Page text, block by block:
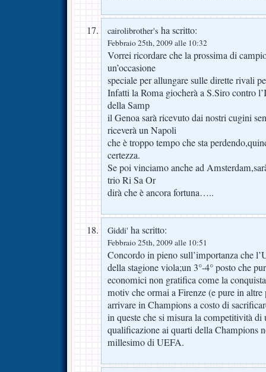
cairolibrother's ha scritto:
Febbraio 25th, 2009 alle 10:32
Vorrei ricordare che la prossima di
un’occasione
speciale per allungare sulle dirette rivali
Infatti la Roma giocherà a S.Siro contro
della Samp
il Genoa sarà ricevuto dai nostri cugini
riceverà un Napoli
che è troppo tempo che sta
certezza.
Se poi vinciamo anche ad
trio Ri Sa Or
dirà che è ancora fortuna…..
Giddi' ha scritto:
Febbraio 25th, 2009 alle 10:51
Concordo in pieno sull’importanza che
della stagione viola;un 3°-4° posto che
economici non gratifica come la
motiv che ormai a Firenze (e pure in altre
arrivare in Champions a costo di
in queste che si misura la competitività di
qualificazione ai quarti della Champions
millesimo di UEFA.